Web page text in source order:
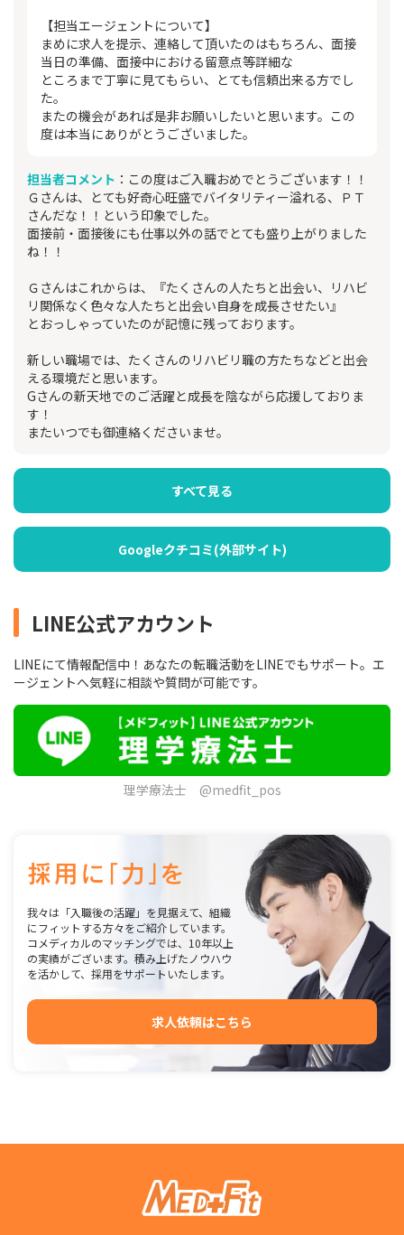
【担当エージェントについて】
まめに求人を提示、連絡して頂いたのはもちろん、面接
当日の準備、面接中における留意点等詳細な
ところまで丁寧に見てもらい、とても信頼出来る方でし
た。
またの機会があれば是非お願いしたいと思います。この
度は本当にありがとうございました。
担当者コメント ：この度はご入職おめでとうございます！！
Ｇさんは、とても好奇心旺盛でバイタリティー溢れる、ＰＴ
さんだな！！という印象でした。
面接前・面接後にも仕事以外の話でとても盛り上がりました
ね！！
Ｇさんはこれからは、『たくさんの人たちと出会い、リハビ
リ関係なく色々な人たちと出会い自身を成長させたい』
とおっしゃっていたのが記憶に残っております。
新しい職場では、たくさんのリハビリ職の方たちなどと出会
える環境だと思います。
Gさんの新天地でのご活躍と成長を陰ながら応援しておりま
す！
またいつでも御連絡くださいませ。
すべて見る
Googleクチコミ(外部サイト)
LINE公式アカウント
LINEにて情報配信中！あなたの転職活動をLINEでもサポート。エ
ージェントへ気軽に相談や質問が可能です。
理学療法士 @medfit_pos
我々は「入職後の活躍」を見据えて、組織
にフィットする方々をご紹介しています。
コメディカルのマッチングでは、10年以上
の実績がございます。積み上げたノウハウ
を活かして、採用をサポートいたします。
求人依頼はこちら